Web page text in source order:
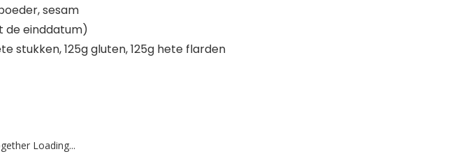
sesam
de einddatum)
stukken, 125g gluten, 125g hete flarden
Loading...